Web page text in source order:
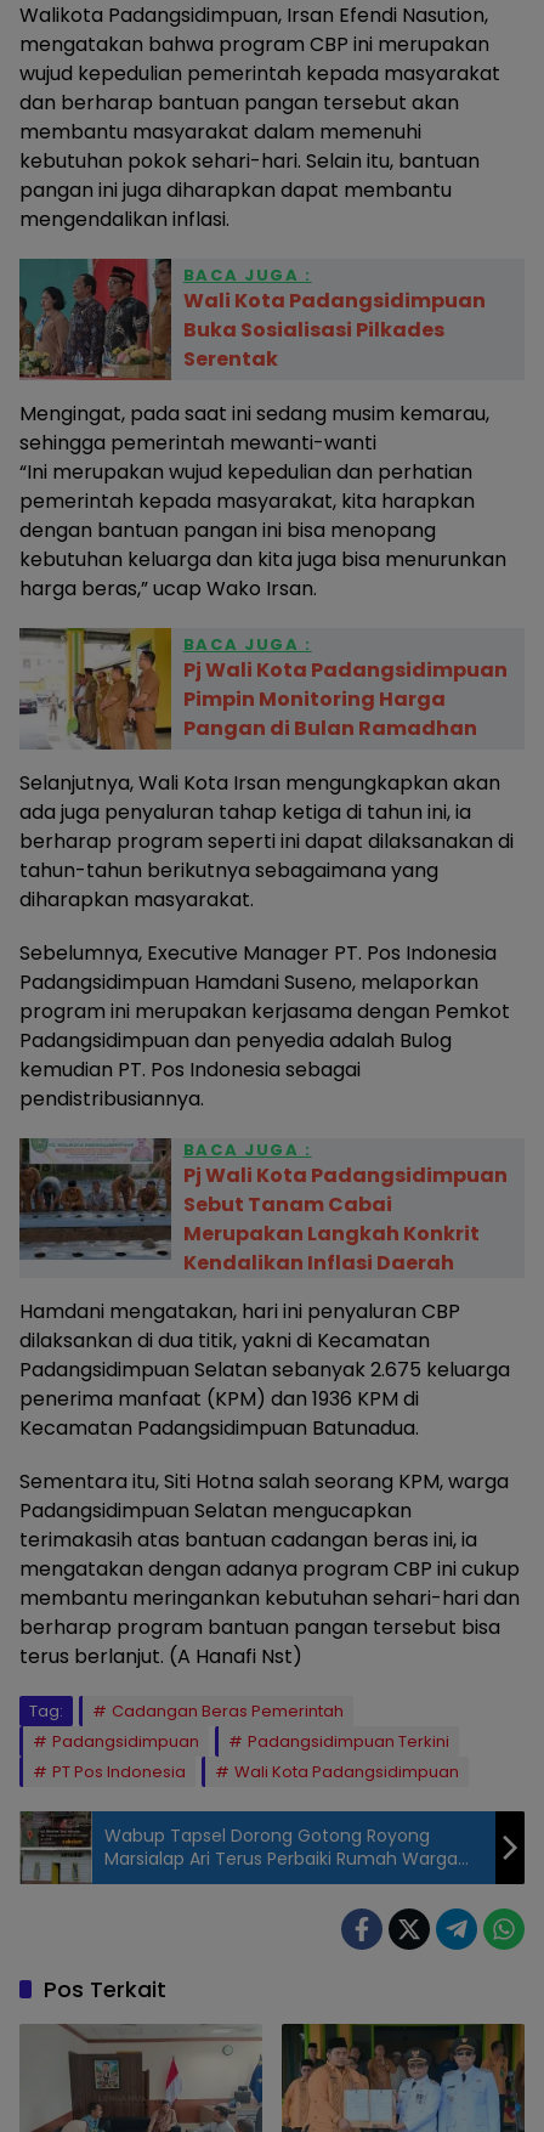
Walikota Padangsidimpuan, Irsan Efendi Nasution,
mengatakan bahwa program CBP ini merupakan
wujud kepedulian pemerintah kepada masyarakat
dan berharap bantuan pangan tersebut akan
membantu masyarakat dalam memenuhi
kebutuhan pokok sehari-hari. Selain itu, bantuan
pangan ini juga diharapkan dapat membantu
mengendalikan inflasi.
BACA JUGA :
Wali Kota Padangsidimpuan
Buka Sosialisasi Pilkades
Serentak
Mengingat, pada saat ini sedang musim kemarau,
sehingga pemerintah mewanti-wanti
“Ini merupakan wujud kepedulian dan perhatian
pemerintah kepada masyarakat, kita harapkan
dengan bantuan pangan ini bisa menopang
kebutuhan keluarga dan kita juga bisa menurunkan
harga beras,” ucap Wako Irsan.
BACA JUGA :
Pj Wali Kota Padangsidimpuan
Pimpin Monitoring Harga
Pangan di Bulan Ramadhan
Selanjutnya, Wali Kota Irsan mengungkapkan akan
ada juga penyaluran tahap ketiga di tahun ini, ia
berharap program seperti ini dapat dilaksanakan di
tahun-tahun berikutnya sebagaimana yang
diharapkan masyarakat.
Sebelumnya, Executive Manager PT. Pos Indonesia
Padangsidimpuan Hamdani Suseno, melaporkan
program ini merupakan kerjasama dengan Pemkot
Padangsidimpuan dan penyedia adalah Bulog
kemudian PT. Pos Indonesia sebagai
pendistribusiannya.
BACA JUGA :
Pj Wali Kota Padangsidimpuan
Sebut Tanam Cabai
Merupakan Langkah Konkrit
Kendalikan Inflasi Daerah
Hamdani mengatakan, hari ini penyaluran CBP
dilaksankan di dua titik, yakni di Kecamatan
Padangsidimpuan Selatan sebanyak 2.675 keluarga
penerima manfaat (KPM) dan 1936 KPM di
Kecamatan Padangsidimpuan Batunadua.
Sementara itu, Siti Hotna salah seorang KPM, warga
Padangsidimpuan Selatan mengucapkan
terimakasih atas bantuan cadangan beras ini, ia
mengatakan dengan adanya program CBP ini cukup
membantu meringankan kebutuhan sehari-hari dan
berharap program bantuan pangan tersebut bisa
terus berlanjut. (A Hanafi Nst)
Tag:
Cadangan Beras Pemerintah
Padangsidimpuan
Padangsidimpuan Terkini
PT Pos Indonesia
Wali Kota Padangsidimpuan
Wabup Tapsel Dorong Gotong Royong
Marsialap Ari Terus Perbaiki Rumah Warga
Prasejahtera
Pos Terkait